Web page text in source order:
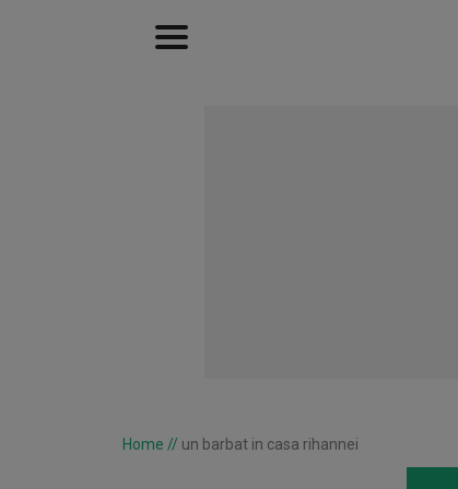
Home // un barbat in casa rihannei